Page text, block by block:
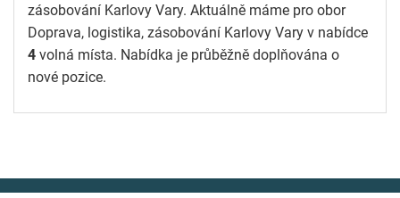
zásobování Karlovy Vary. Aktuálně máme pro obor
Doprava, logistika, zásobování Karlovy Vary v nabídce
4 volná místa. Nabídka je průběžně doplňována o
nové pozice.